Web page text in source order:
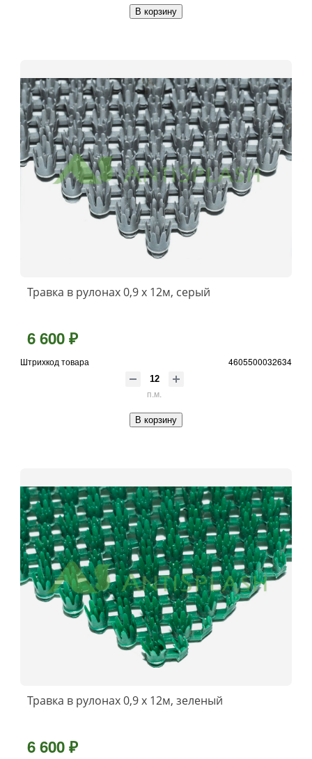
В корзину
Травка в рулонах 0,9 х 12м, серый
6 600 ₽
Штрихкод товара 4605500032634
п.м.
В корзину
Травка в рулонах 0,9 х 12м, зеленый
6 600 ₽